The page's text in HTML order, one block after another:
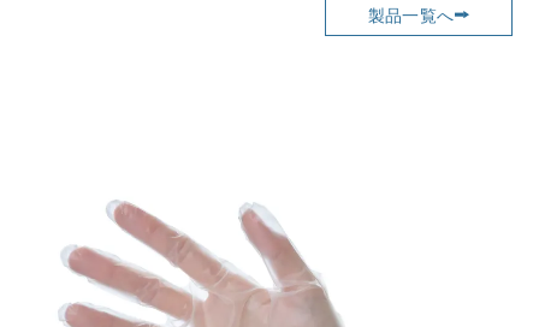
製品一覧へ